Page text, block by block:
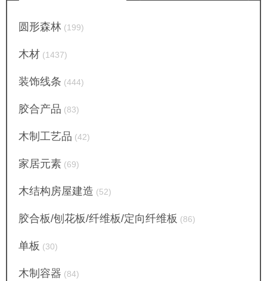
圆形森林 (199)
木材 (1437)
装饰线条 (444)
胶合产品 (83)
木制工艺品 (42)
家居元素 (69)
木结构房屋建造 (52)
胶合板/刨花板/纤维板/定向纤维板 (86)
单板 (30)
木制容器 (84)